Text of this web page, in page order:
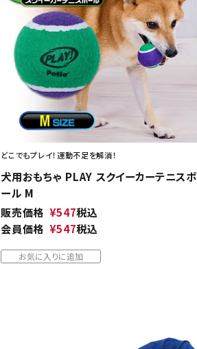
どこでもプレイ！運動不足を解消！
犬用おもちゃ PLAY スクイーカーテニスボ
ール M
販売価格 ¥547税込
会員価格 ¥547税込
お気に入りに追加